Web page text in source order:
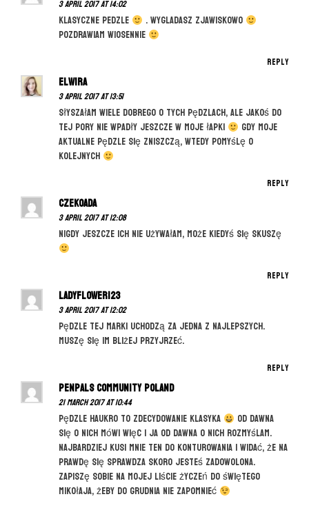
t
n
3 April 2017 at 14:02
Klasyczne pedzle
. Wygladasz zjawiskowo
Pozdrawiam wiosennie
Reply
Elwira
3 April 2017 at 13:51
Słyszałam wiele dobrego o tych pędzlach, ale jakoś do
tej pory nie wpadły jeszcze w moje łapki
Gdy moje
aktualne pędzle się zniszczą, wtedy pomyślę o
kolejnych
Reply
CzekoAda
3 April 2017 at 12:08
Nigdy jeszcze ich nie używałam, może kiedyś się skuszę
Reply
Ladyflower123
3 April 2017 at 12:02
Pędzle tej marki uchodzą za jedna z najlepszych.
Muszę się im bliżej przyjrzeć.
Reply
PenPals Community Poland
21 March 2017 at 10:44
Pędzle Haukro to zdecydowanie klasyka
Od dawna
się o nich mówi więc i ja od dawna o nich rozmyślam.
Najbardziej kusi mnie ten do konturowania i widać, że na
prawdę się sprawdza skoro jesteś zadowolona.
Zapiszę sobie na mojej liście życzeń do świętego
Mikołaja, żeby do grudnia nie zapomnieć